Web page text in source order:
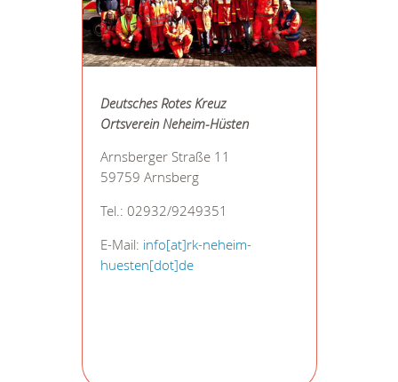
Deutsches Rotes Kreuz
Ortsverein Neheim-Hüsten
Arnsberger Straße 11
59759 Arnsberg
Tel.: 02932/9249351
E-Mail: info[at]rk-neheim-
huesten[dot]de